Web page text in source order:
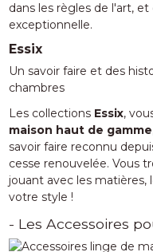
dans les règles de l'art,
exceptionnelle.
Essix
Un savoir faire et des
chambres
Les collectionsEssix,
maison haut de gamme
savoir faire reconnu
cesse renouvelée. Vous
jouant avec les matières,
votre style !
- Les Accessoires